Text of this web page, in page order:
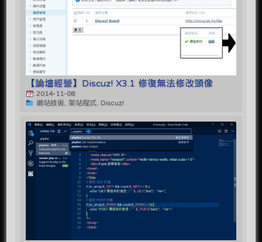
【論壇經營】Discuz! X3.1 修復無法修改頭像
2014-11-08
網站技術, 架站程式, Discuz!